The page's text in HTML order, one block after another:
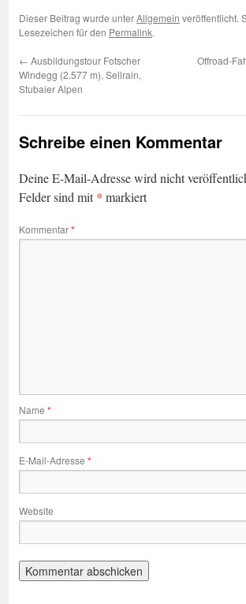
Dieser Beitrag wurde unterAllgemein veröffentlicht.
Lesezeichen für den Permalink.
← Ausbildungstour Fotscher
Windegg (2.577 m), Sellrain,
Stubaier Alpen
Offroad-
Schreibe einen Kommentar
Deine E-Mail-Adresse wird nicht
Felder sind mit* markiert
Kommentar*
Name *
E-Mail-Adresse *
Website